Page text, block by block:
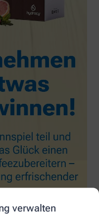
verwalten